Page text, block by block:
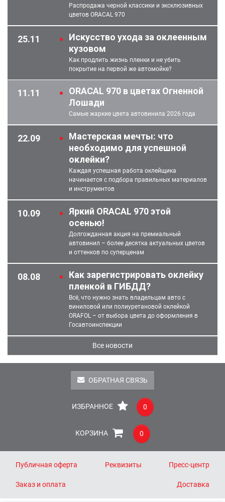
Распродажа черной классики и эксклюзивных
цветов ORACAL 970
25.11
Искусство ухода за оклеенным
кузовом
Как продлить жизнь пленки и не убить
покрытие на первой же автомойке?
11.11
ORACAL 970 в цветах Огненной
Лошади
Самые жаркие цвета автовинила 2026 года
22.09
Мастерская мечты: что
необходимо для успешной
оклейки?
Каждая успешная работа оклейщика
начинается с подбора правильных материалов
и инструментов
10.09
Яркий ORACAL 970 этой
осенью!
Долгожданная акция на премиальный
автовинил – более десятка актуальных цветов
и оттенков по суперценам
08.08
Как зарегистрировать оклейку
пленкой в ГИБДД?
Всё, что нужно знать владельцам авто с
виниловой или полиуретановой оклейкой
ORAFOL – от выбора цвета до оформления в
Госавтоинспекции
Все новости
ОБРАТНАЯ СВЯЗЬ
ИЗБРАННОЕ 0
КОРЗИНА 0
Публичная оферта Реквизиты Пресс-центр
Заказ и оплата Доставка